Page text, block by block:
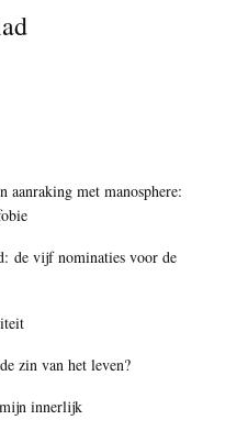
aanraking met manosphere:
de vijf nominaties voor de
zin van het leven?
innerlijk